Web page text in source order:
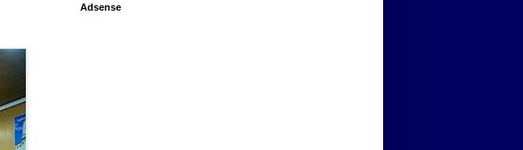
Adsense